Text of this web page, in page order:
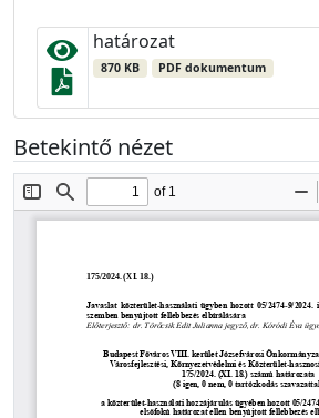
határozat
870 KB PDF dokumentum
Betekintő nézet